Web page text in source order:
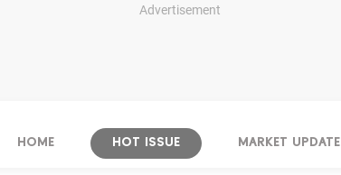
Advertisement
HOME HOT ISSUE MARKET UPDATE